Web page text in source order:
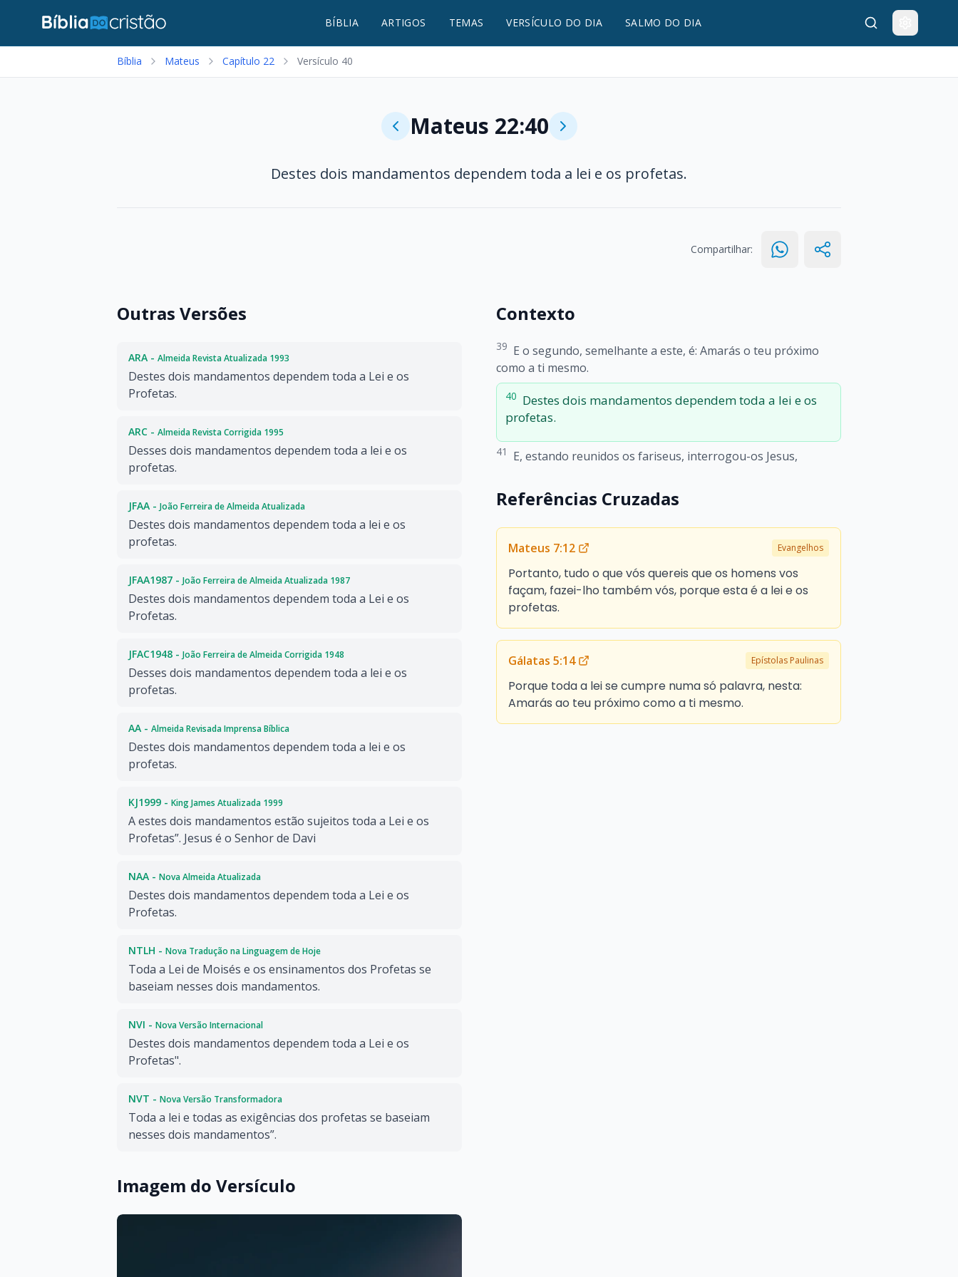
BÍBLIA ARTIGOS TEMAS VERSÍCULO DO DIA SALMO DO DIA
Bíblia Mateus Capítulo 22 Versículo 40
Mateus 22:40
Destes dois mandamentos dependem toda a lei e os profetas.
Compartilhar:
Outras Versões
ARA - Almeida Revista Atualizada 1993
Destes dois mandamentos dependem toda a Lei e os
Profetas.
ARC - Almeida Revista Corrigida 1995
Desses dois mandamentos dependem toda a lei e os
profetas.
JFAA - João Ferreira de Almeida Atualizada
Destes dois mandamentos dependem toda a lei e os
profetas.
JFAA1987 - João Ferreira de Almeida Atualizada 1987
Destes dois mandamentos dependem toda a Lei e os
Profetas.
JFAC1948 - João Ferreira de Almeida Corrigida 1948
Desses dois mandamentos dependem toda a lei e os
profetas.
AA - Almeida Revisada Imprensa Bíblica
Destes dois mandamentos dependem toda a lei e os
profetas.
KJ1999 - King James Atualizada 1999
A estes dois mandamentos estão sujeitos toda a Lei e os
Profetas”. Jesus é o Senhor de Davi
NAA - Nova Almeida Atualizada
Destes dois mandamentos dependem toda a Lei e os
Profetas.
NTLH - Nova Tradução na Linguagem de Hoje
Toda a Lei de Moisés e os ensinamentos dos Profetas se
baseiam nesses dois mandamentos.
NVI - Nova Versão Internacional
Destes dois mandamentos dependem toda a Lei e os
Profetas".
NVT - Nova Versão Transformadora
Toda a lei e todas as exigências dos profetas se baseiam
nesses dois mandamentos”.
Imagem do Versículo
Contexto
39 E o segundo, semelhante a este, é: Amarás o teu próximo
como a ti mesmo.
40 Destes dois mandamentos dependem toda a lei e os
profetas.
41 E, estando reunidos os fariseus, interrogou-os Jesus,
Referências Cruzadas
Mateus 7:12 Evangelhos
Portanto, tudo o que vós quereis que os homens vos
façam, fazei-lho também vós, porque esta é a lei e os
profetas.
Gálatas 5:14 Epístolas Paulinas
Porque toda a lei se cumpre numa só palavra, nesta:
Amarás ao teu próximo como a ti mesmo.